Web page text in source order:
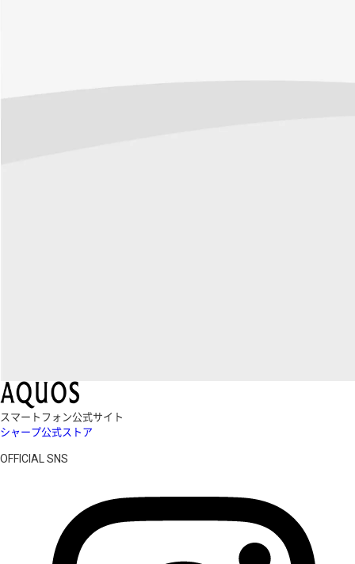
スマートフォン公式サイト
シャープ公式ストア
OFFICIAL SNS